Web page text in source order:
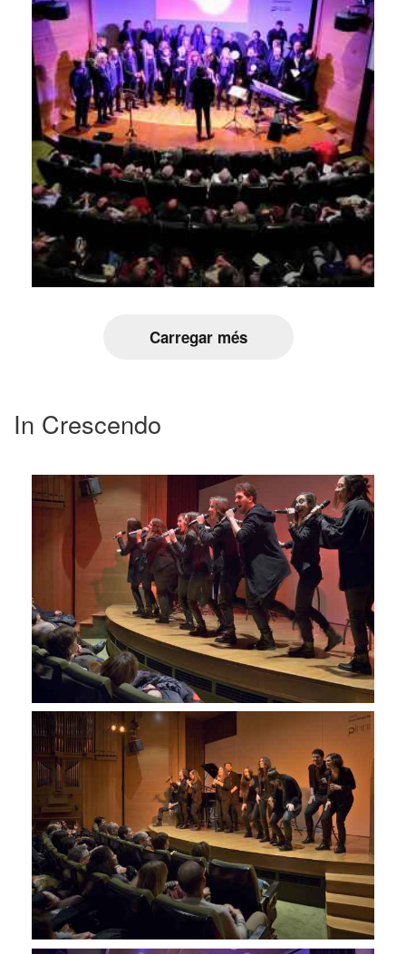
Carregar més
In Crescendo